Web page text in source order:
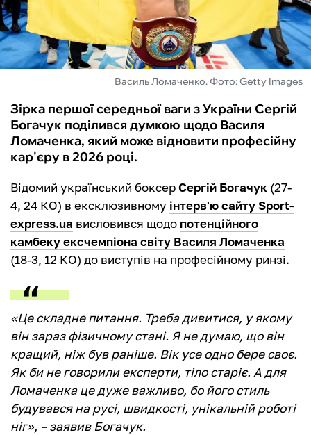
ІНШІ
БУКМЕКЕРИ
Василь Ломаченко. Фото: Getty Images
Зірка першої середньої ваги з України Сергій
Богачук поділився думкою щодо Василя
Ломаченка, який може відновити професійну
кар'єру в 2026 році.
Відомий український боксерСергій Богачук (27-
4, 24 КО) в ексклюзивному інтерв'ю сайту Sport-
express.ua висловився щодо потенційного
камбеку ексчемпіона світу Василя Ломаченка
(18-3, 12 КО) до виступів на професійному ринзі.
«Це складне питання. Треба дивитися, у якому
він зараз фізичному стані. Я не думаю, що він
кращий, ніж був раніше. Вік усе одно бере своє.
Як би не говорили експерти, тіло старіє. А для
Ломаченка це дуже важливо, бо його стиль
будувався на русі, швидкості, унікальній роботі
ніг», – заявив Богачук.